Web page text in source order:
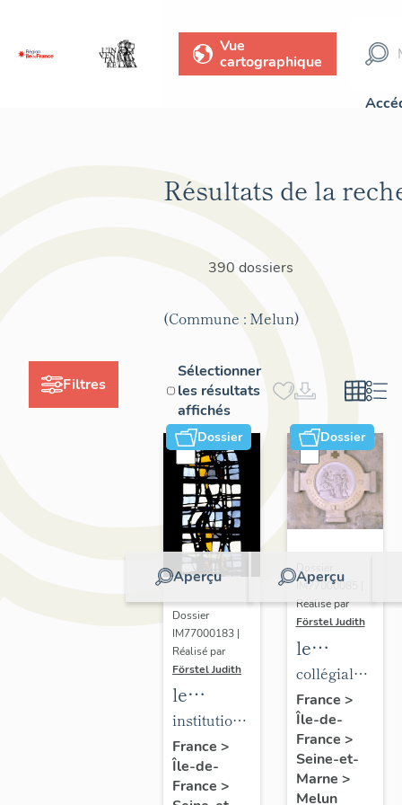
Vue
cartographique
Filtres
Résultats de la
390 dossiers
(Commune : Melun)
Sélectionner
les résultats
affichés
Dossier
Aperçu
Dossier
IM77000183 |
Réalisé par
Förstel Judith
le
mobilier
de
l'Institution
Saint-
institution
Saint-
Aspais
France >
Île-de-
France >
Dossier
Aperçu
IM77000085 |
Réalisé par
Förstel Judith
le
mobilier
de la
collégiale
Notre-
Dame
collégiale
Notre-
Dame
France >
Île-de-
France >
Seine-et-
Marne >
Melun